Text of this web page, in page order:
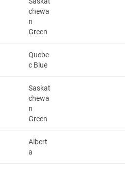
chewa
n
Green
Quebe
c Blue
Saskat
chewa
n
Green
Albert
a